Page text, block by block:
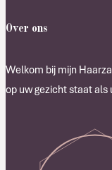
Over ons
Welkom bij mijn
op uw gezicht staat als